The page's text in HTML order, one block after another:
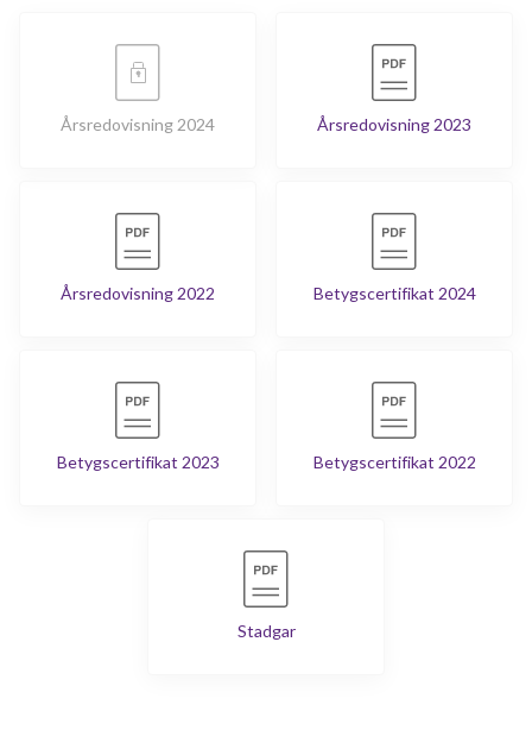
Årsredovisning 2024 Årsredovisning 2023
Årsredovisning 2022 Betygscertifikat 2024
Betygscertifikat 2023 Betygscertifikat 2022
Stadgar